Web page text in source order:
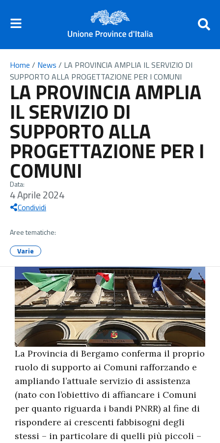
Home / News / LA PROVINCIA AMPLIA IL SERVIZIO DI
SUPPORTO ALLA PROGETTAZIONE PER I COMUNI
LA PROVINCIA AMPLIA
IL SERVIZIO DI
SUPPORTO ALLA
PROGETTAZIONE PER I
COMUNI
Data:
4 Aprile 2024
Condividi
Aree tematiche:
Varie
La Provincia di Bergamo conferma il proprio
ruolo di supporto ai Comuni rafforzando e
ampliando l’attuale servizio di assistenza
(nato con l’obiettivo di affiancare i Comuni
per quanto riguarda i bandi PNRR) al fine di
rispondere ai crescenti fabbisogni degli
stessi – in particolare di quelli più piccoli –